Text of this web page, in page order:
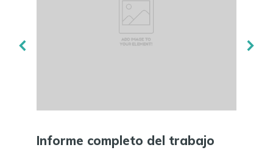
Informe completo del trabajo